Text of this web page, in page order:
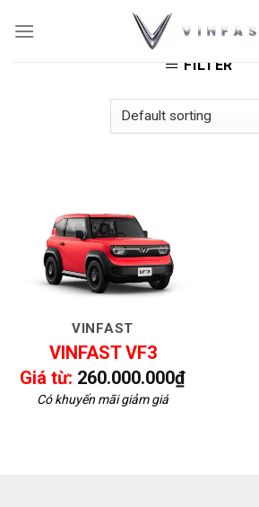
PRODUCTS
FILTER
VINFAST
VINFAST VF3
Giá từ: 260.000.000₫
Có khuyến mãi giảm giá